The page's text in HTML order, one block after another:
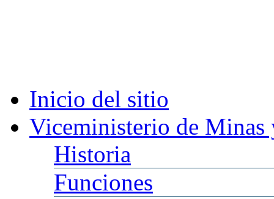
Inicio del sitio
Viceministerio de Minas
Historia
Funciones